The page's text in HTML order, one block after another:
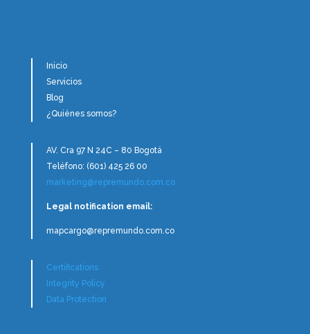
Inicio
Servicios
Blog
¿Quiénes somos?
AV. Cra 97 N 24C – 80 Bogotá
Teléfono: (601) 425 26 00
marketing@repremundo.com.co
Legal notification email:
mapcargo@repremundo.com.co
Certifications
Integrity Policy
Data Protection